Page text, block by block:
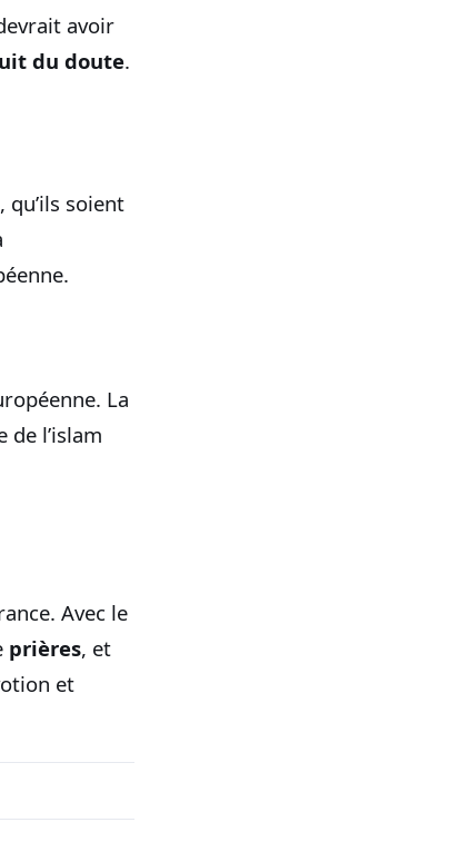
avoir
du doute.
qu’ils soient
La
l’islam
Avec le
prières, et
et